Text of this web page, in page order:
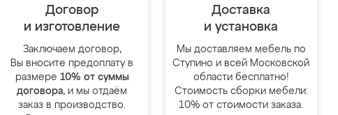
Договор
и изготовление
Заключаем договор,
Вы вносите предоплату в
размере 10% от суммы
договора, и мы отдаём
заказ в производство.
Доставка
и установка
Мы доставляем мебель по
Ступино и всей Московской
области бесплатно!
Стоимость сборки мебели:
10% от стоимости заказа.